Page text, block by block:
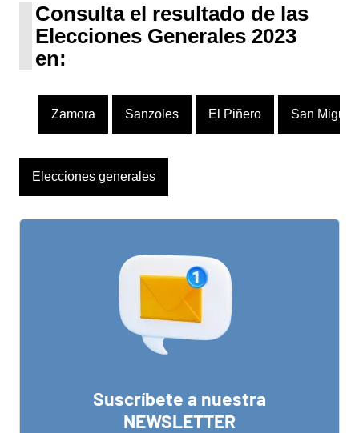
Consulta el resultado de las
Elecciones Generales 2023
en:
Zamora Sanzoles El Piñero San
Elecciones generales
Suscríbete a nuestra
NEWSLETTER